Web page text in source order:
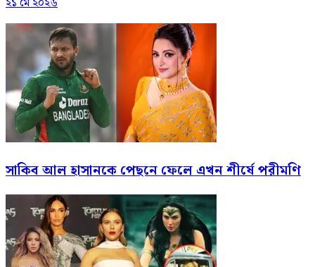
সাকিব আল হাসানকে পেছনে ফেলে এখন শীর্ষে পরীমণি